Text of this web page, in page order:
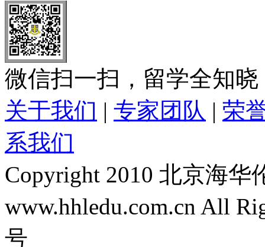
微信扫一扫，留学全知晓
关于我们 | 专家团队 | 荣
系我们
Copyright 2010 北京海
www.hhledu.com.cn All
号